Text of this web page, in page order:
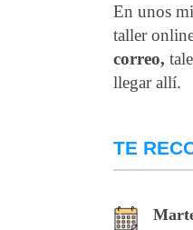
En unos
taller
correo,
llegar allí.
TE